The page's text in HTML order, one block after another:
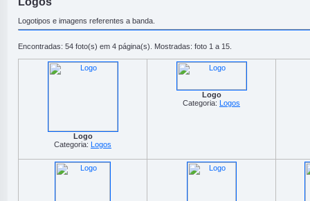
Logotipos e imagens referentes a banda.
Encontradas: 54 foto(s) em 4 página(s). Mostradas: foto 1 a 15.
Logo
Categoria: Logos
Logo
Categoria: Logos